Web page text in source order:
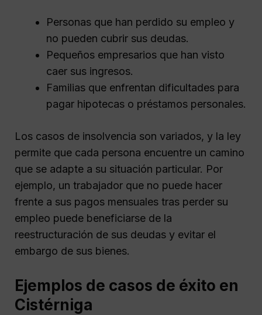
Personas que han perdido su empleo y
no pueden cubrir sus deudas.
Pequeños empresarios que han visto
caer sus ingresos.
Familias que enfrentan dificultades para
pagar hipotecas o préstamos personales.
Los casos de insolvencia son variados, y la ley
permite que cada persona encuentre un camino
que se adapte a su situación particular. Por
ejemplo, un trabajador que no puede hacer
frente a sus pagos mensuales tras perder su
empleo puede beneficiarse de la
reestructuración de sus deudas y evitar el
embargo de sus bienes.
Ejemplos de casos de éxito en
Cistérniga